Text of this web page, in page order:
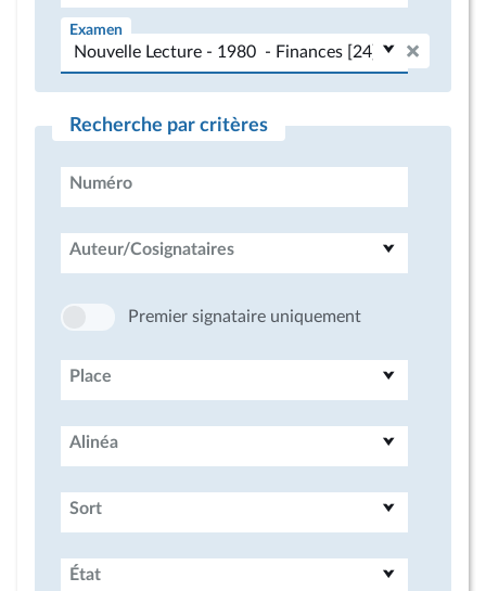
Examen
Recherche par critères
Numéro
Auteur/Cosignataires
Premier signataire uniquement
Place
Alinéa
Sort
État